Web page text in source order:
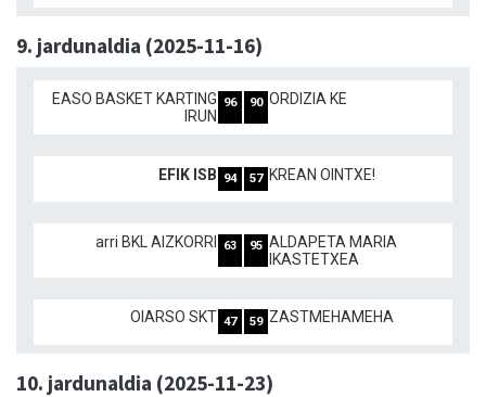
9. jardunaldia (2025-11-16)
EASO BASKET KARTING
IRUN
96 90 ORDIZIA KE
EFIK ISB 94 57 KREAN OINTXE!
arri BKL AIZKORRI 63 95 ALDAPETA MARIA
IKASTETXEA
OIARSO SKT 47 59 ZASTMEHAMEHA
10. jardunaldia (2025-11-23)